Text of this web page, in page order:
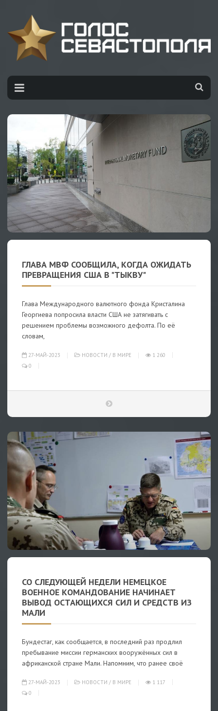
ГЛАВА МВФ СООБЩИЛА, КОГДА ОЖИДАТЬ
ПРЕВРАЩЕНИЯ США В "ТЫКВУ"
Глава Международного валютного фонда Кристалина
Георгиева попросила власти США не затягивать с
решением проблемы возможного дефолта. По её
словам,
27-МАЙ-2023 НОВОСТИ / В МИРЕ
1 260
0
СО СЛЕДУЮЩЕЙ НЕДЕЛИ НЕМЕЦКОЕ
ВОЕННОЕ КОМАНДОВАНИЕ НАЧИНАЕТ
ВЫВОД ОСТАЮЩИХСЯ СИЛ И СРЕДСТВ ИЗ
МАЛИ
Бундестаг, как сообщается, в последний раз продлил
пребывание миссии германских вооружённых сил в
африканской стране Мали. Напомним, что ранее своё
27-МАЙ-2023 НОВОСТИ / В МИРЕ
1 117
0